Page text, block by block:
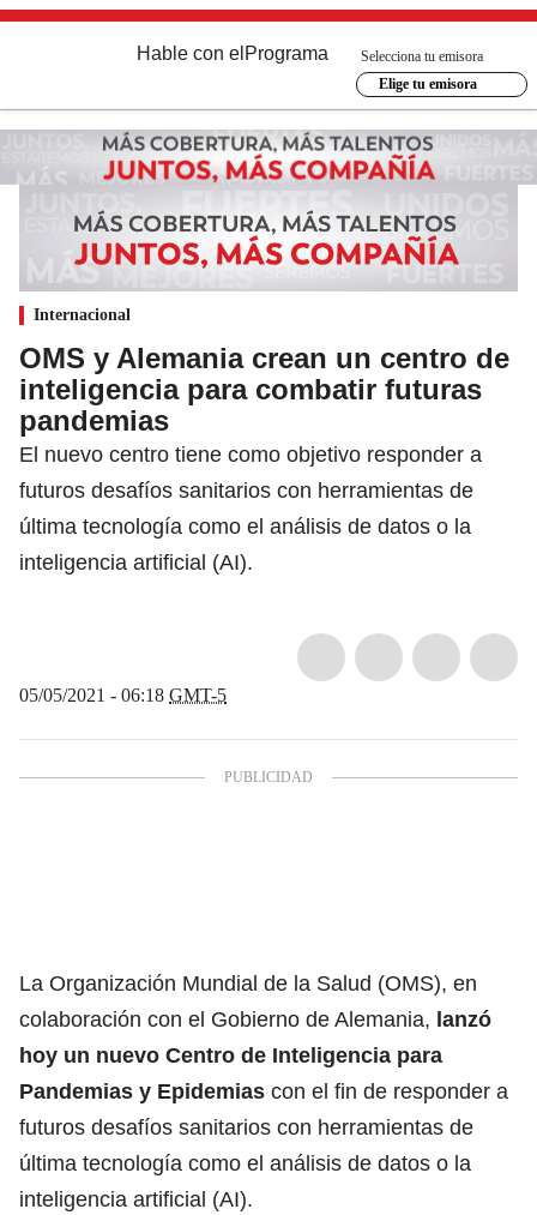
Hable con el Programa
Selecciona tu emisora
Elige tu emisora
Internacional
OMS y Alemania crean un centro de
inteligencia para combatir futuras
pandemias
El nuevo centro tiene como objetivo responder a
futuros desafíos sanitarios con herramientas de
última tecnología como el análisis de datos o la
inteligencia artificial (AI).
05/05/2021 - 06:18 GMT-5
La Organización Mundial de la Salud (OMS), en
colaboración con el Gobierno de Alemania, lanzó
hoy un nuevo Centro de Inteligencia para
Pandemias y Epidemias con el fin de responder a
futuros desafíos sanitarios con herramientas de
última tecnología como el análisis de datos o la
inteligencia artificial (AI).